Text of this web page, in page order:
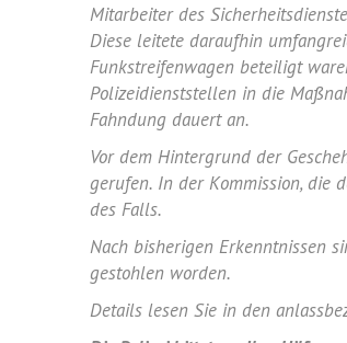
Mitarbeiter des
Diese leitete daraufhin
Funkstreifenwagen beteiligt
Polizeidienststellen in die
Fahndung dauert an.
Vor dem Hintergrund der
gerufen. In der Kommission, die
des Falls.
Nach bisherigen Erkenntnissen
gestohlen worden.
Details lesen Sie in den